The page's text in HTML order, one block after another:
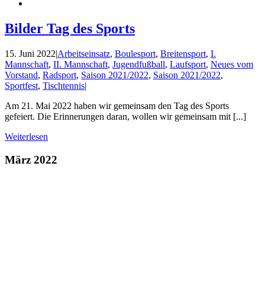
Bilder Tag des Sports
15. Juni 2022|Arbeitseinsatz, Boulesport, Breitensport, I.
Mannschaft, II. Mannschaft, Jugendfußball, Laufsport, Neues vom
Vorstand, Radsport, Saison 2021/2022, Saison 2021/2022,
Sportfest, Tischtennis|
Am 21. Mai 2022 haben wir gemeinsam den Tag des Sports
gefeiert. Die Erinnerungen daran, wollen wir gemeinsam mit [...]
Weiterlesen
März 2022